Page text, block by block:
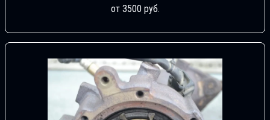
от 3500 руб.